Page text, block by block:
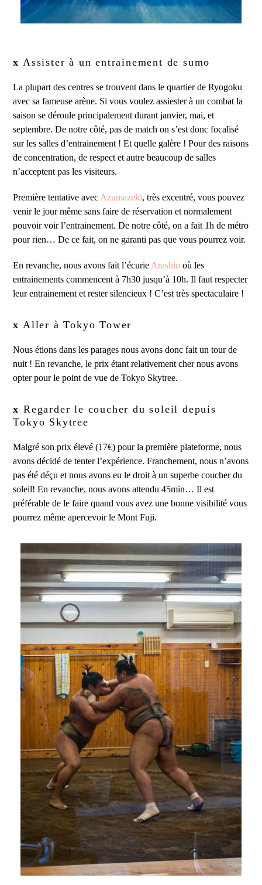
x Assister à un entrainement de sumo
La plupart des centres se trouvent dans le quartier de Ryogoku
avec sa fameuse arène. Si vous voulez assiester à un combat la
saison se déroule principalement durant janvier, mai, et
septembre. De notre côté, pas de match on s’est donc focalisé
sur les salles d’entrainement ! Et quelle galère ! Pour des raisons
de concentration, de respect et autre beaucoup de salles
n’acceptent pas les visiteurs.
Première tentative avec Azumazeki, très excentré, vous pouvez
venir le jour même sans faire de réservation et normalement
pouvoir voir l’entrainement. De notre côté, on a fait 1h de métro
pour rien… De ce fait, on ne garanti pas que vous pourrez voir.
En revanche, nous avons fait l’écurie Arashio où les
entrainements commencent à 7h30 jusqu’à 10h. Il faut respecter
leur entrainement et rester silencieux ! C’est très spectaculaire !
x Aller à Tokyo Tower
Nous étions dans les parages nous avons donc fait un tour de
nuit ! En revanche, le prix étant relativement cher nous avons
opter pour le point de vue de Tokyo Skytree.
x Regarder le coucher du soleil depuis
Tokyo Skytree
Malgré son prix élevé (17€) pour la première plateforme, nous
avons décidé de tenter l’expérience. Franchement, nous n’avons
pas été déçu et nous avons eu le droit à un superbe coucher du
soleil! En revanche, nous avons attendu 45min… Il est
préférable de le faire quand vous avez une bonne visibilité vous
pourrez même apercevoir le Mont Fuji.